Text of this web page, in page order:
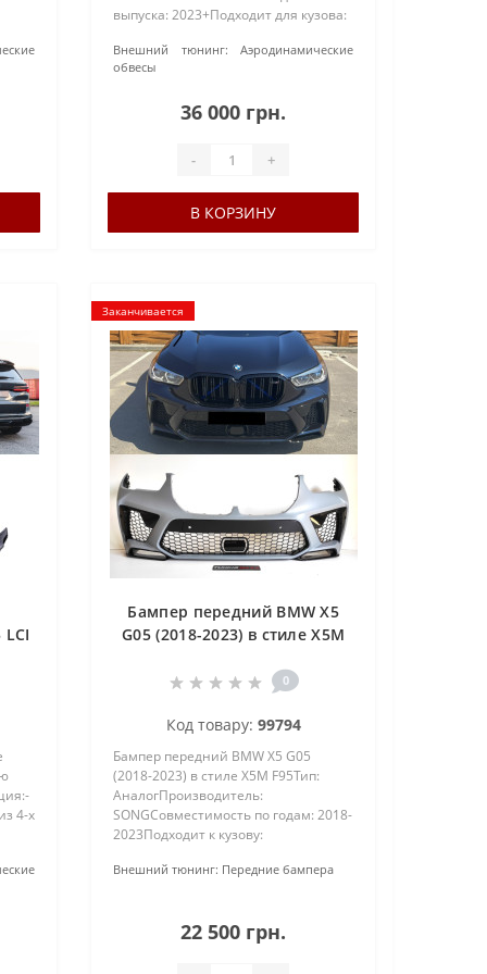
выпуска: 2023+Подходит для кузова:
пластикЦвет: Черный
глянцевыйКомплектация: сплиттер
Внешний тюнинг:
Аэродинамические
обвесы
36 000 грн.
- +
В КОРЗИНУ
4-х
Заканчивается
Бампер передний BMW X5
G05 (2018-2023) в стиле X5M
0
Код товару: 99794
Бампер передний BMW X5 G05
(2018-2023) в стиле X5M F95Тип:
АналогПроизводитель:
SONGСовместимость по годам: 2018-
2023Подходит к кузову:
пластикПокраска: Под покраскуТип
(основа)Центральна..
Внешний тюнинг: Передние бампера
22 500 грн.